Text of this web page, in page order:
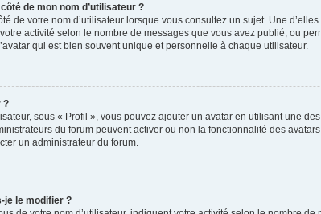
de mon nom d’utilisateur ?
de votre nom d’utilisateur lorsque vous consultez un sujet. Une
activité selon le nombre de messages que vous avez publié, ou
qui est bien souvent unique et personnelle à chaque utilisateur.
?
sous « Profil », vous pouvez ajouter un avatar en utilisant une
du forum peuvent activer ou non la fonctionnalité des
un administrateur du forum.
je le modifier ?